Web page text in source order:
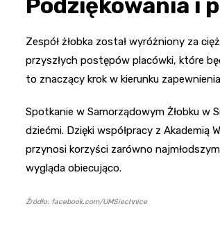
Zespół żłobka został wyróżniony za
przyszłych postępów placówki, które
to znaczący krok w kierunku
Spotkanie w Samorządowym Żłobku w
dziećmi. Dzięki współpracy z Akademią
przynosi korzyści zarówno
wygląda obiecująco.
Źródło: facebook.com/UMSiechnice